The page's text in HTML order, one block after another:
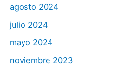
agosto 2024
julio 2024
mayo 2024
noviembre 2023